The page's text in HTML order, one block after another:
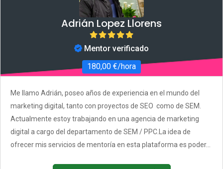
Adrián Lopez Llorens
Mentor verificado
180,00 €/hora
Me llamo Adrián, poseo años de experiencia en el mundo del
marketing digital, tanto con proyectos de SEO como de SEM.
Actualmente estoy trabajando en una agencia de marketing
digital a cargo del departamento de SEM / PPC.La idea de
ofrecer mis servicios de mentoría en esta plataforma es poder...